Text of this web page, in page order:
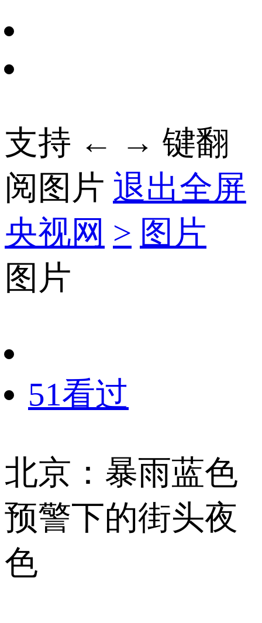
支持 ← → 键翻
阅图片 退出全屏
央视网 > 图片
图片
51看过
北京：暴雨蓝色
预警下的街头夜
色